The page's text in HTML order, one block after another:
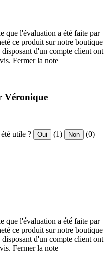
que l'évaluation a été faite par
ce produit sur notre boutique
d'un compte client ont
Fermer la note
Véronique
utile ? Oui (1) Non (0)
que l'évaluation a été faite par
ce produit sur notre boutique
d'un compte client ont
Fermer la note